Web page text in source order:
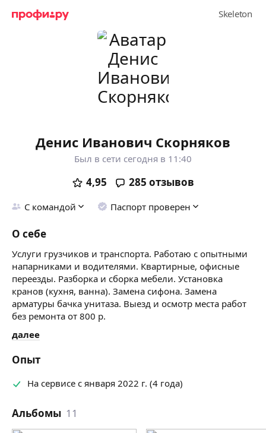
Денис Иванович Скорняков
Был в сети сегодня в 11:40
4,95 285 отзывов
С командой Паспорт проверен
О себе
Услуги грузчиков и транспорта. Работаю с опытными
напарниками и водителями. Квартирные, офисные
переезды. Разборка и сборка мебели. Установка
кранов (кухня, ванна). Замена сифона. Замена
арматуры бачка унитаза. Выезд и осмотр места работ
без ремонта от 800 р.
далее
Опыт
На сервисе с января 2022 г. (4 года)
Альбомы 11